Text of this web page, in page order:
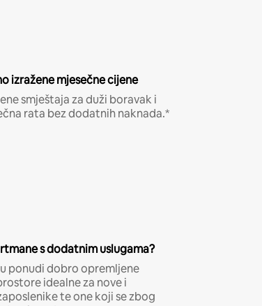
izražene mjesečne cijene
smještaja za duži boravak i
rata bez dodatnih naknada.*
s dodatnim uslugama?
ponudi dobro opremljene
idealne za nove i
te one koji se zbog